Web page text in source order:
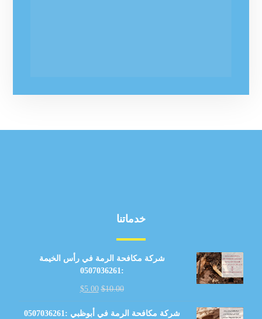
خدماتنا
شركة مكافحة الرمة في رأس الخيمة
:0507036261
$10.00
$5.00
شركة مكافحة الرمة في أبوظبي :0507036261